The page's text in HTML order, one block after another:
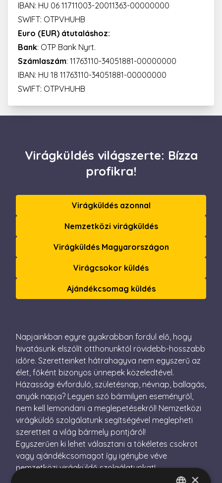
IBAN: HU 06 11711003-20011363-00000000
SWIFT: OTPVHUHB
Euro (EUR) átutaláshoz:
Bank: OTP Bank Nyrt.
Számlaszám: 11763110-34051881-00000000
IBAN: HU 18 11763110-34051881-00000000
SWIFT: OTPVHUHB
Virágküldés világszerte: Bízza
profikra!
Virágküldés azonnal
Nemzetközi virágküldés
Virágküldés Magyarországon
Virágcsokor küldés
Ajándékcsomag küldés
Napjainkban egyre gyakrabban fordul elő, hogy
hivatásunk elszólít otthonunktól rövidebb-hosszabb
időre. Szeretteinket hátrahagyva nem egyszerű az
élet, főként bizonyos ünnepek közeledtével.
Házassági évforduló, születésnap, névnap, ballagás,
anyák napja? Legyen szó bármilyen eseményről,
nem kell lemondani a meglepetésekről! Nemzetközi
virágküldő szolgálatunk segítségével meglepheti
szeretteit a világ bármely pontjáról!
Egyszerűen ki lehet választani a tökéletes csokrot
vagy ajándékcsomagot így igénybe véve
nemzetközi virágküldő szolgálatunkat!
Többe ezer virágossal dolgozunk virágszerte több
×